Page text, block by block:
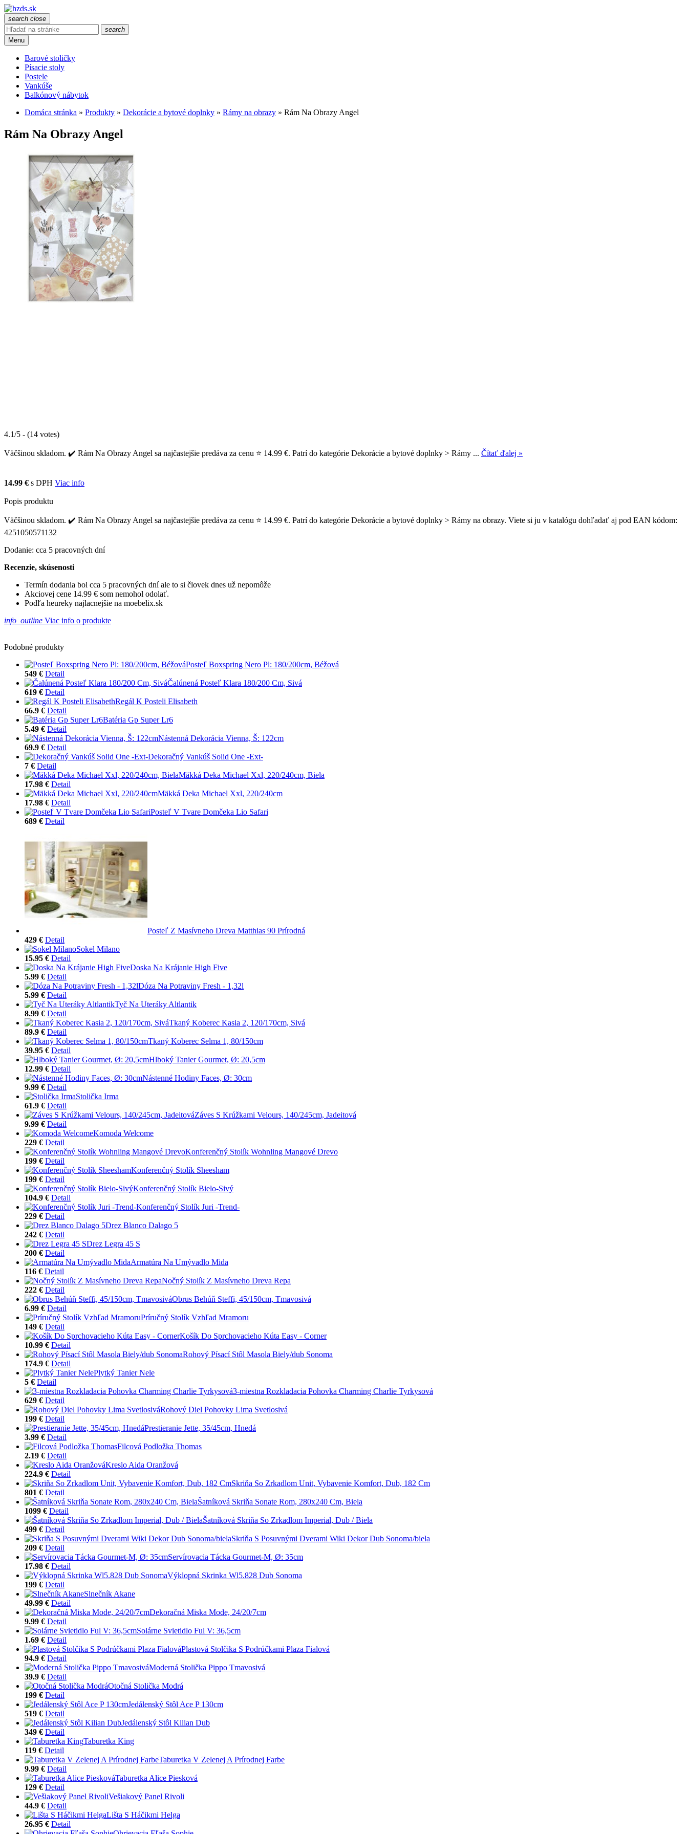
search close
search
Menu
Barové stoličky
Písacie stoly
Postele
Vankúše
Balkónový nábytok
Domáca stránka » Produkty » Dekorácie a bytové doplnky » Rámy na obrazy » Rám Na Obrazy Angel
Rám Na Obrazy Angel
4.1/5 - (14 votes)
Väčšinou skladom. ✔️ Rám Na Obrazy Angel sa najčastejšie predáva za cenu ⭐ 14.99 €. Patrí do kategórie Dekorácie a bytové doplnky > Rámy ... Čítať ďalej »
14.99 € s DPH Viac info
Popis produktu
Väčšinou skladom. ✔️ Rám Na Obrazy Angel sa najčastejšie predáva za cenu ⭐ 14.99 €. Patrí do kategórie Dekorácie a bytové doplnky > Rámy na obrazy. Viete si ju v katalógu dohľadať aj pod EAN kódom:
4251050571132
Dodanie: cca 5 pracovných dní
Recenzie, skúsenosti
Termín dodania bol cca 5 pracovných dní ale to si človek dnes už nepomôže
Akciovej cene 14.99 € som nemohol odolať.
Podľa heureky najlacnejšie na moebelix.sk
info_outline Viac info o produkte
Podobné produkty
Posteľ Boxspring Nero Pl: 180/200cm, Béžová
549 € Detail
Čalúnená Posteľ Klara 180/200 Cm, Sivá
619 € Detail
Regál K Posteli Elisabeth
66.9 € Detail
Batéria Gp Super Lr6
5.49 € Detail
Nástenná Dekorácia Vienna, Š: 122cm
69.9 € Detail
Dekoračný Vankúš Solid One -Ext-
7 € Detail
Mäkká Deka Michael Xxl, 220/240cm, Biela
17.98 € Detail
Mäkká Deka Michael Xxl, 220/240cm
17.98 € Detail
Posteľ V Tvare Domčeka Lio Safari
689 € Detail
Posteľ Z Masívneho Dreva Matthias 90 Prírodná
429 € Detail
Sokel Milano
15.95 € Detail
Doska Na Krájanie High Five
5.99 € Detail
Dóza Na Potraviny Fresh - 1,32l
5.99 € Detail
Tyč Na Uteráky Altlantik
8.99 € Detail
Tkaný Koberec Kasia 2, 120/170cm, Sivá
89.9 € Detail
Tkaný Koberec Selma 1, 80/150cm
39.95 € Detail
Hlboký Tanier Gourmet, Ø: 20,5cm
12.99 € Detail
Nástenné Hodiny Faces, Ø: 30cm
9.99 € Detail
Stolička Irma
61.9 € Detail
Záves S Krúžkami Velours, 140/245cm, Jadeitová
9.99 € Detail
Komoda Welcome
229 € Detail
Konferenčný Stolík Wohnling Mangové Drevo
199 € Detail
Konferenčný Stolík Sheesham
199 € Detail
Konferenčný Stolík Bielo-Sivý
104.9 € Detail
Konferenčný Stolík Juri -Trend-
229 € Detail
Drez Blanco Dalago 5
242 € Detail
Drez Legra 45 S
200 € Detail
Armatúra Na Umývadlo Mida
116 € Detail
Nočný Stolík Z Masívneho Dreva Repa
222 € Detail
Obrus Behúň Steffi, 45/150cm, Tmavosivá
6.99 € Detail
Príručný Stolík Vzhľad Mramoru
149 € Detail
Košík Do Sprchovacieho Kúta Easy - Corner
10.99 € Detail
Rohový Písací Stôl Masola Biely/dub Sonoma
174.9 € Detail
Plytký Tanier Nele
5 € Detail
3-miestna Rozkladacia Pohovka Charming Charlie Tyrkysová
629 € Detail
Rohový Diel Pohovky Lima Svetlosivá
199 € Detail
Prestieranie Jette, 35/45cm, Hnedá
3.99 € Detail
Filcová Podložka Thomas
2.19 € Detail
Kreslo Aida Oranžová
224.9 € Detail
Skriňa So Zrkadlom Unit, Vybavenie Komfort, Dub, 182 Cm
801 € Detail
Šatníková Skriňa Sonate Rom, 280x240 Cm, Biela
1099 € Detail
Šatníková Skriňa So Zrkadlom Imperial, Dub / Biela
499 € Detail
Skriňa S Posuvnými Dverami Wiki Dekor Dub Sonoma/biela
209 € Detail
Servírovacia Tácka Gourmet-M, Ø: 35cm
17.98 € Detail
Výklopná Skrinka Wl5.828 Dub Sonoma
199 € Detail
Slnečník Akane
49.99 € Detail
Dekoračná Miska Mode, 24/20/7cm
9.99 € Detail
Solárne Svietidlo Ful V: 36,5cm
1.69 € Detail
Plastová Stolčika S Podrúčkami Plaza Fialová
94.9 € Detail
Moderná Stolička Pippo Tmavosivá
39.9 € Detail
Otočná Stolička Modrá
199 € Detail
Jedálenský Stôl Ace P 130cm
519 € Detail
Jedálenský Stôl Kilian Dub
349 € Detail
Taburetka King
119 € Detail
Taburetka V Zelenej A Prírodnej Farbe
9.99 € Detail
Taburetka Alice Piesková
129 € Detail
Vešiakový Panel Rivoli
44.9 € Detail
Lišta S Háčikmi Helga
26.95 € Detail